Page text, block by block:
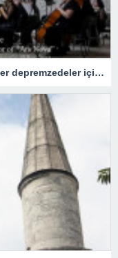
Dünyanın farklı ülkelerinde müzisyenler depremzedeler için konser verdi